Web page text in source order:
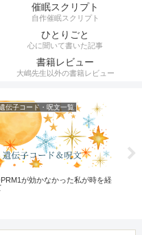
催眠スクリプト
自作催眠スクリプト
ひとりごと
心に聞いて書いた記事
書籍レビュー
大嶋先生以外の書籍レビュー
伝子コード・呪文一覧
が効かなかった私が時を経